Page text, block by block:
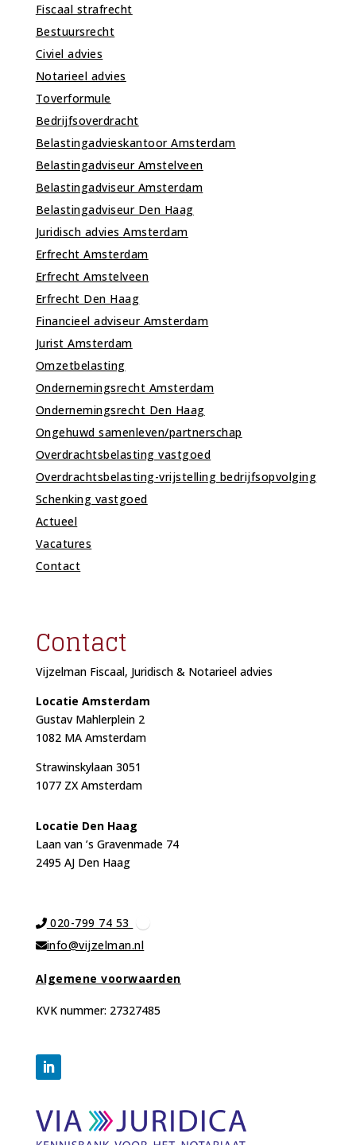
Fiscaal strafrecht
Bestuursrecht
Civiel advies
Notarieel advies
Toverformule
Bedrijfsoverdracht
Belastingadvieskantoor Amsterdam
Belastingadviseur Amstelveen
Belastingadviseur Amsterdam
Belastingadviseur Den Haag
Juridisch advies Amsterdam
Erfrecht Amsterdam
Erfrecht Amstelveen
Erfrecht Den Haag
Financieel adviseur Amsterdam
Jurist Amsterdam
Omzetbelasting
Ondernemingsrecht Amsterdam
Ondernemingsrecht Den Haag
Ongehuwd samenleven/partnerschap
Overdrachtsbelasting vastgoed
Overdrachtsbelasting-vrijstelling bedrijfsopvolging
Schenking vastgoed
Actueel
Vacatures
Contact
Contact
Vijzelman Fiscaal, Juridisch & Notarieel advies
Locatie Amsterdam
Gustav Mahlerplein 2
1082 MA Amsterdam
Strawinskylaan 3051
1077 ZX Amsterdam
Locatie Den Haag
Laan van ’s Gravenmade 74
2495 AJ Den Haag
020-799 74 53
info@vijzelman.nl
Algemene voorwaarden
KVK nummer: 27327485